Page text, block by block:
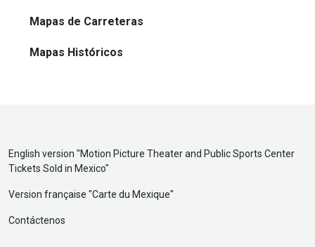
Mapas de Carreteras
Mapas Históricos
English version "Motion Picture Theater and Public Sports Center
Tickets Sold in Mexico"
Version française "Carte du Mexique"
Contáctenos